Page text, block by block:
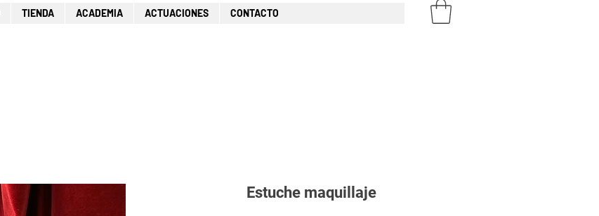
TIENDA ACADEMIA ACTUACIONES CONTACTO
Estuche maquillaje